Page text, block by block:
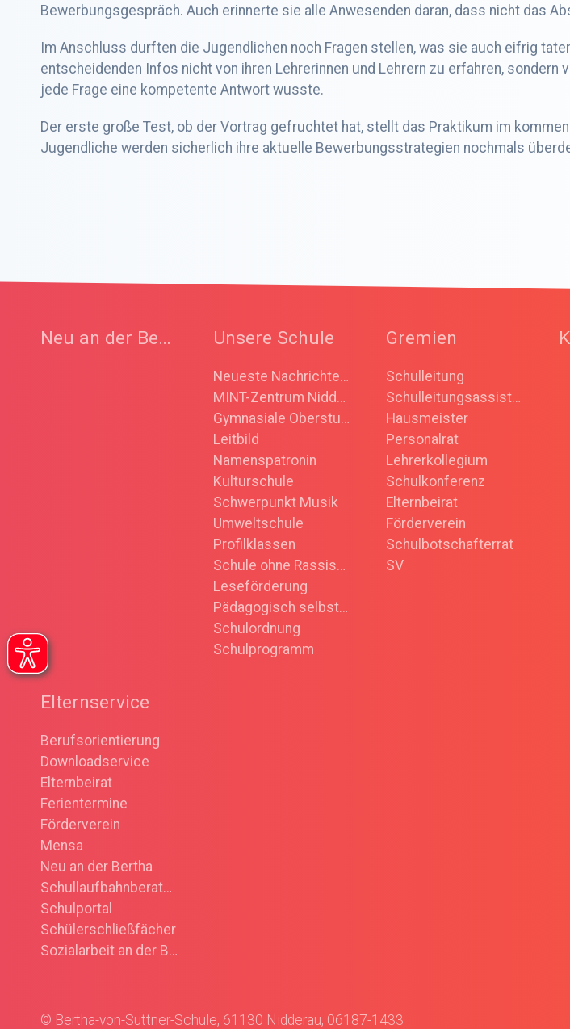
Bewerbungsgespräch. Auch erinnerte sie alle Anwesenden daran, dass nicht das
Im Anschluss durften die Jugendlichen noch Fragen stellen, was sie auch eifrig
entscheidenden Infos nicht von ihren Lehrerinnen und Lehrern zu erfahren,
jede Frage eine kompetente Antwort wusste.
Der erste große Test, ob der Vortrag gefruchtet hat, stellt das Praktikum im
Jugendliche werden sicherlich ihre aktuelle Bewerbungsstrategien nochmals
Neu an der Bertha Unsere Schule
Neueste Nachrichten/ Ankündigungen/ Rückblick
MINT-Zentrum Nidderau
Gymnasiale Oberstufe
Leitbild
Namenspatronin
Kulturschule
Schwerpunkt Musik
Umweltschule
Profilklassen
Schule ohne Rassismus
Leseförderung
Pädagogisch selbstständige Schule
Schulordnung
Schulprogramm
Gremien
Schulleitung
Schulleitungsassistenz
Hausmeister
Personalrat
Lehrerkollegium
Schulkonferenz
Elternbeirat
Förderverein
Schulbotschafterrat
SV
Elternservice
Berufsorientierung
Downloadservice
Elternbeirat
Ferientermine
Förderverein
Mensa
Neu an der Bertha
Schullaufbahnberatung
Schulportal
Schülerschließfächer
Sozialarbeit an der Bertha
© Bertha-von-Suttner-Schule, 61130 Nidderau, 06187-1433